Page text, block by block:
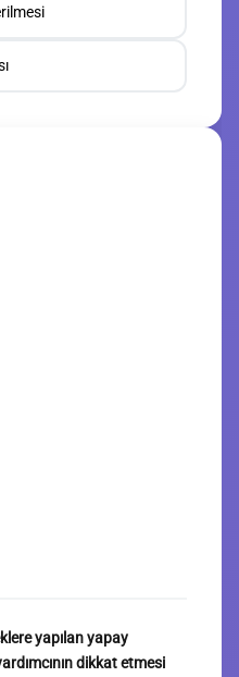
yapılan yapay
dikkat etmesi